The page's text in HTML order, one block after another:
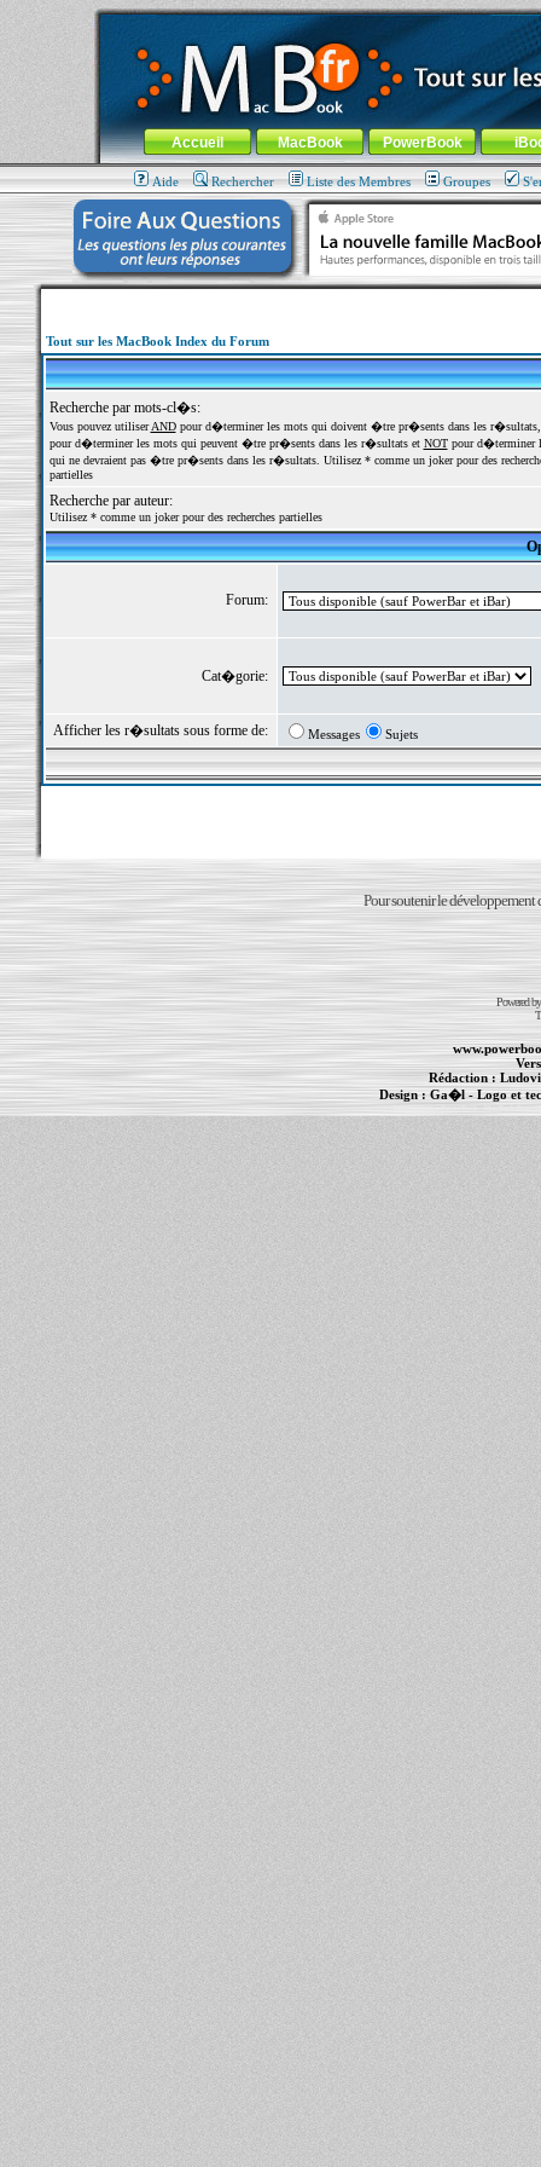
MacBook-fr.com : 100% Apple... 100% nomade !
Aller au contenu-Aller au menu général-Aller au menu de
Menu général
Accueil MacBook PowerBook
Aide Rechercher Liste des Membres Groupes
Tout sur les MacBook Index du Forum
Recherche par mots-cl�s:
Vous pouvez utiliserANDpour d�terminer les mots qui doivent �tre pr�sents dans les
pour d�terminer les mots qui peuvent �tre pr�sents dans les r�sultats et NOTpour d�terminer
qui ne devraient pas �tre pr�sents dans les r�sultats. Utilisez * comme un joker pour des
partielles
Recherche par auteur:
Utilisez * comme un joker pour des recherches partielles
Forum:
Cat�gorie:
Afficher les r�sultats sous forme de: Messages Sujets
Pour soutenir le développement
Powered
Rédaction :
Design : Ga�l- Logo et